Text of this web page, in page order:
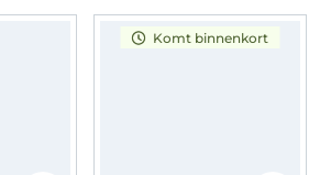
Komt binnenkort